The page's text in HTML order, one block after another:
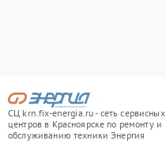
СЦ krn.fix-energia.ru - сеть сервисных
центров в Красноярске по ремонту и
обслуживанию техники Энергия